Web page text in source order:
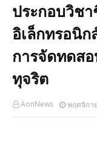
ประกอบวิช
อิเล็กทรอนิ
การจัดทดส
ทุจริต
AonNews พฤศจิกา